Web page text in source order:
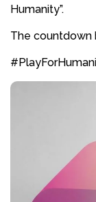
Humanity”.
The countdown